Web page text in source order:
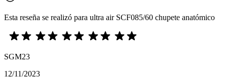
Esta reseña se realizó para ultra air SCF085/60 chupete anatómico
SGM23
12/11/2023